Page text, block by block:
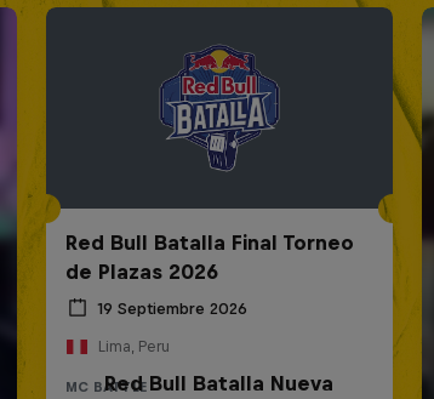
Red Bull Batalla Final Torneo
de Plazas 2026
19 Septiembre 2026
Lima, Peru
MC BATTLE
Red Bull Batalla Nueva